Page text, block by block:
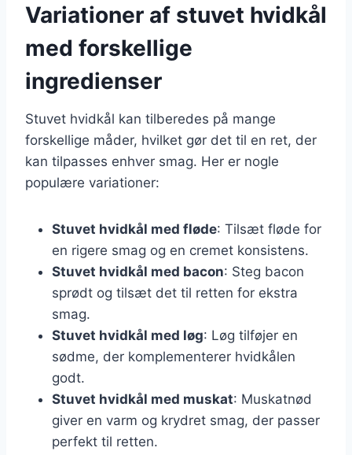
Variationer af stuvet hvidkål
med forskellige
ingredienser
Stuvet hvidkål kan tilberedes på mange
forskellige måder, hvilket gør det til en ret, der
kan tilpasses enhver smag. Her er nogle
populære variationer:
Stuvet hvidkål med fløde: Tilsæt fløde for
en rigere smag og en cremet konsistens.
Stuvet hvidkål med bacon: Steg bacon
sprødt og tilsæt det til retten for ekstra
smag.
Stuvet hvidkål med løg: Løg tilføjer en
sødme, der komplementerer hvidkålen
godt.
Stuvet hvidkål med muskat: Muskatnød
giver en varm og krydret smag, der passer
perfekt til retten.